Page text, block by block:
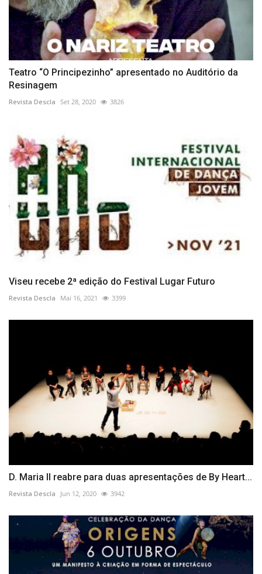
Teatro “O Principezinho” apresentado no Auditório da
Resinagem
Revista Descla Set 28, 2020 3826
Viseu recebe 2ª edição do Festival Lugar Futuro
Revista Descla Mai 16, 2021 3399
D. Maria II reabre para duas apresentações de By Heart...
Revista Descla Jun 12, 2020 3942